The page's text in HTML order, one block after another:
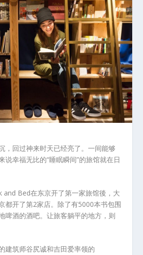
，回过神来时天已经亮了。一间能够
说幸福无比的“睡眠瞬间”的旅馆就在日
and Bed在东京开了第一家旅馆後，大
都开了第2家店。除了有5000本书包围
啤酒的酒吧。让旅客躺平的地方，则
建筑师谷尻诚和吉田爱率领的